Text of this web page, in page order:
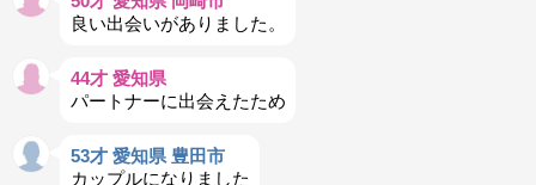
良い出会いがありました。
44才 愛知県
パートナーに出会えたため
53才 愛知県 豊田市
カップルになりました